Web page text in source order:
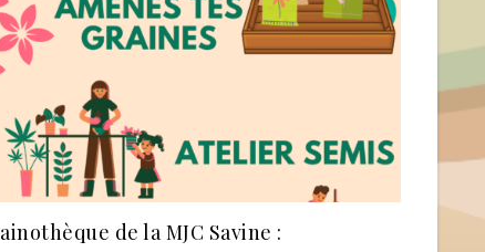
de la MJC Savine :